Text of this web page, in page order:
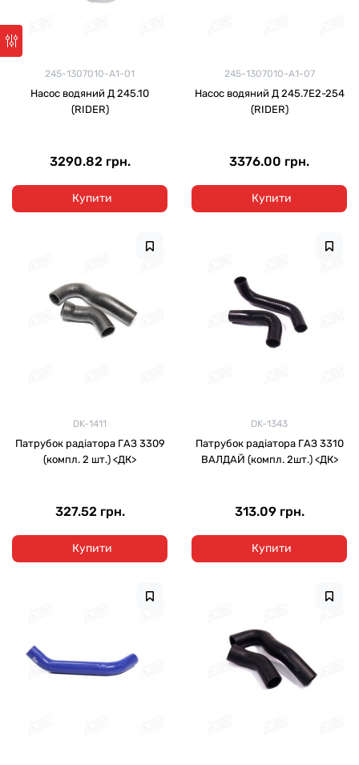
245-1307010-А1-01
Насос водяний Д 245.10
(RIDER)
3290.82 грн.
Купити
245-1307010-А1-07
Насос водяний Д 245.7Е2-254
(RIDER)
3376.00 грн.
Купити
DK-1411
Патрубок радіатора ГАЗ 3309
(компл. 2 шт.) <ДК>
327.52 грн.
Купити
DK-1343
Патрубок радіатора ГАЗ 3310
ВАЛДАЙ (компл. 2шт.) <ДК>
313.09 грн.
Купити